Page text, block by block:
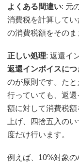
よくある間違い: 元
消費税を計算して
の消費税額をそのま
正しい処理: 返還イ
返還インボイスに
のが原則です。た
行っていても、返
額に対して消費税
上げ、四捨五入の
度だけ行います。
例えば、10%対象